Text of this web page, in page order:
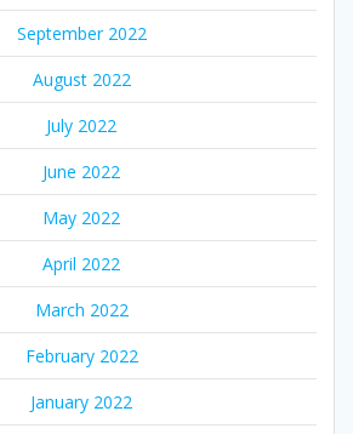
September 2022
August 2022
July 2022
June 2022
May 2022
April 2022
March 2022
February 2022
January 2022